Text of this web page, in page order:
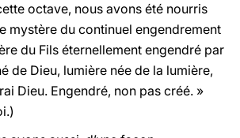
octave, nous avons été nourris
mystère du continuel engendrement
du Fils éternellement engendré par
de Dieu, lumière née de la lumière,
Dieu. Engendré, non pas créé. »